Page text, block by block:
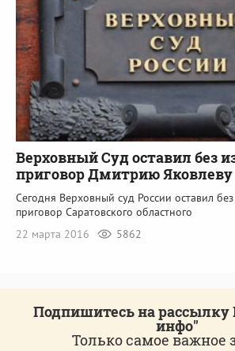
Верховный Суд оставил без
приговор Дмитрию Яковлеву
Сегодня Верховный суд России оставил
приговор Саратовского областного
22 марта 2016
5862
Подпишитесь на рассылку
инфо"
Только самое важное